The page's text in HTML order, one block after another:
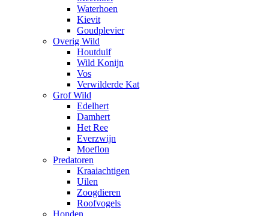
Waterhoen
Kievit
Goudplevier
Overig Wild
Houtduif
Wild Konijn
Vos
Verwilderde Kat
Grof Wild
Edelhert
Damhert
Het Ree
Everzwijn
Moeflon
Predatoren
Kraaiachtigen
Uilen
Zoogdieren
Roofvogels
Honden